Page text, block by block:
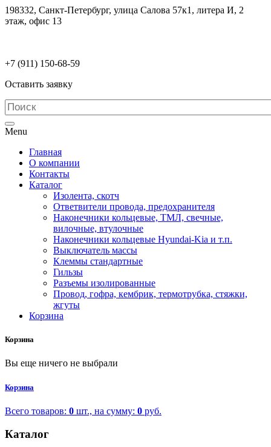
198332, Санкт-Петербург, улица Салова 57к1, литера И, 2
этаж, офис 13
+7 (911) 150-68-59
Оставить заявку
Menu
Главная
О компании
Контакты
Каталог
Изолента, скотч
Ответвители провода, предохранителя
Наконечники кольцевые, ТМЛ, свечные,
вилочные, втулочные
Наконечники кольцевые Hyundai-Kia и т.п.
Выключатель массы
Клеммы стандартные
Гильзы
Разъемы изолированные
Провод, гофра, кембрик, термотрубка, стяжки,
жгуты
Корзина
Корзина
Вы еще ничего не выбрали
Корзина
Всего товаров: 0 шт., на сумму: 0 руб.
Каталог